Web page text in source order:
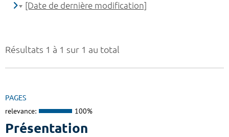
Résultats 1 à 1 sur 1 au total
PAGES
relevance: 100%
Présentation
[Date de dernière modification]